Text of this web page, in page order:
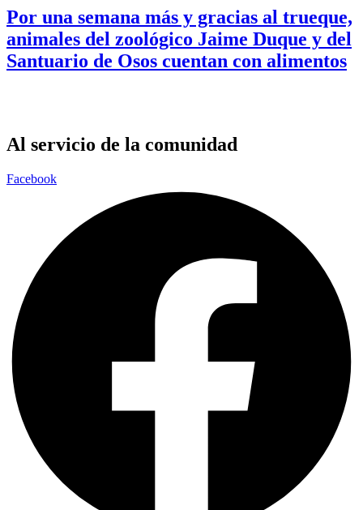
Por una semana más y gracias al trueque,
animales del zoológico Jaime Duque y del
Santuario de Osos cuentan con alimentos
Al servicio de la comunidad
Facebook